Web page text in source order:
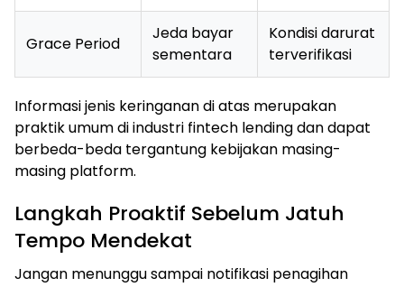
Grace Period
Jeda bayar
sementara
Kondisi darurat
terverifikasi
Informasi jenis keringanan di atas merupakan
praktik umum di industri fintech lending dan dapat
berbeda-beda tergantung kebijakan masing-
masing platform.
Langkah Proaktif Sebelum Jatuh
Tempo Mendekat
Jangan menunggu sampai notifikasi penagihan